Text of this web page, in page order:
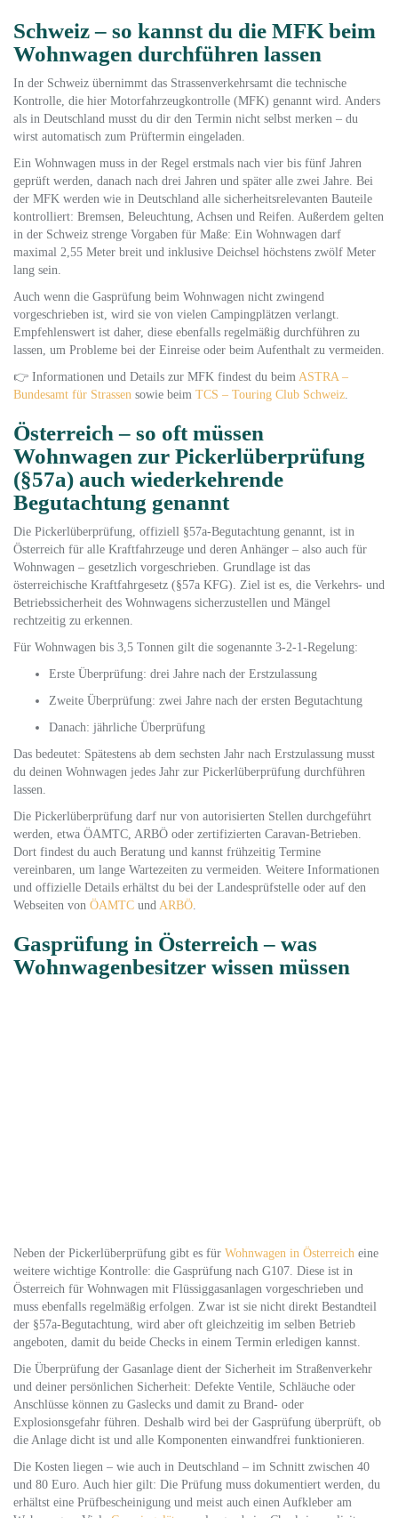
Schweiz – so kannst du die MFK beim
Wohnwagen durchführen lassen
In der Schweiz übernimmt das Strassenverkehrsamt die technische
Kontrolle, die hier Motorfahrzeugkontrolle (MFK) genannt wird. Anders
als in Deutschland musst du dir den Termin nicht selbst merken – du
wirst automatisch zum Prüftermin eingeladen.
Ein Wohnwagen muss in der Regel erstmals nach vier bis fünf Jahren
geprüft werden, danach nach drei Jahren und später alle zwei Jahre. Bei
der MFK werden wie in Deutschland alle sicherheitsrelevanten Bauteile
kontrolliert: Bremsen, Beleuchtung, Achsen und Reifen. Außerdem gelten
in der Schweiz strenge Vorgaben für Maße: Ein Wohnwagen darf
maximal 2,55 Meter breit und inklusive Deichsel höchstens zwölf Meter
lang sein.
Auch wenn die Gasprüfung beim Wohnwagen nicht zwingend
vorgeschrieben ist, wird sie von vielen Campingplätzen verlangt.
Empfehlenswert ist daher, diese ebenfalls regelmäßig durchführen zu
lassen, um Probleme bei der Einreise oder beim Aufenthalt zu vermeiden.
👉 Informationen und Details zur MFK findest du beim ASTRA –
Bundesamt für Strassen sowie beim TCS – Touring Club Schweiz.
Österreich – so oft müssen
Wohnwagen zur Pickerlüberprüfung
(§57a) auch wiederkehrende
Begutachtung genannt
Die Pickerlüberprüfung, offiziell §57a-Begutachtung genannt, ist in
Österreich für alle Kraftfahrzeuge und deren Anhänger – also auch für
Wohnwagen – gesetzlich vorgeschrieben. Grundlage ist das
österreichische Kraftfahrgesetz (§57a KFG). Ziel ist es, die Verkehrs- und
Betriebssicherheit des Wohnwagens sicherzustellen und Mängel
rechtzeitig zu erkennen.
Für Wohnwagen bis 3,5 Tonnen gilt die sogenannte 3-2-1-Regelung:
Erste Überprüfung: drei Jahre nach der Erstzulassung
Zweite Überprüfung: zwei Jahre nach der ersten Begutachtung
Danach: jährliche Überprüfung
Das bedeutet: Spätestens ab dem sechsten Jahr nach Erstzulassung musst
du deinen Wohnwagen jedes Jahr zur Pickerlüberprüfung durchführen
lassen.
Die Pickerlüberprüfung darf nur von autorisierten Stellen durchgeführt
werden, etwa ÖAMTC, ARBÖ oder zertifizierten Caravan-Betrieben.
Dort findest du auch Beratung und kannst frühzeitig Termine
vereinbaren, um lange Wartezeiten zu vermeiden. Weitere Informationen
und offizielle Details erhältst du bei der Landesprüfstelle oder auf den
Webseiten von ÖAMTC und ARBÖ.
Gasprüfung in Österreich – was
Wohnwagenbesitzer wissen müssen
Neben der Pickerlüberprüfung gibt es für Wohnwagen in Österreich eine
weitere wichtige Kontrolle: die Gasprüfung nach G107. Diese ist in
Österreich für Wohnwagen mit Flüssiggasanlagen vorgeschrieben und
muss ebenfalls regelmäßig erfolgen. Zwar ist sie nicht direkt Bestandteil
der §57a-Begutachtung, wird aber oft gleichzeitig im selben Betrieb
angeboten, damit du beide Checks in einem Termin erledigen kannst.
Die Überprüfung der Gasanlage dient der Sicherheit im Straßenverkehr
und deiner persönlichen Sicherheit: Defekte Ventile, Schläuche oder
Anschlüsse können zu Gaslecks und damit zu Brand- oder
Explosionsgefahr führen. Deshalb wird bei der Gasprüfung überprüft, ob
die Anlage dicht ist und alle Komponenten einwandfrei funktionieren.
Die Kosten liegen – wie auch in Deutschland – im Schnitt zwischen 40
und 80 Euro. Auch hier gilt: Die Prüfung muss dokumentiert werden, du
erhältst eine Prüfbescheinigung und meist auch einen Aufkleber am